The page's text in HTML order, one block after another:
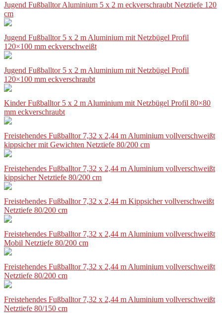
Jugend Fußballtor Aluminium 5 x 2 m eckverschraubt Netztiefe 120
cm
Jugend Fußballtor 5 x 2 m Aluminium mit Netzbügel Profil
120×100 mm eckverschweißt
Jugend Fußballtor 5 x 2 m Aluminium mit Netzbügel Profil
120×100 mm eckverschraubt
Kinder Fußballtor 5 x 2 m Aluminium mit Netzbügel Profil 80×80
mm eckverschraubt
Freistehendes Fußballtor 7,32 x 2,44 m Aluminium vollverschweißt
kippsicher mit Gewichten Netztiefe 80/200 cm
Freistehendes Fußballtor 7,32 x 2,44 m Aluminium vollverschweißt
kippsicher Netztiefe 80/200 cm
Freistehendes Fußballtor 7,32 x 2,44 m Kippsicher vollverschweißt
Netztiefe 80/200 cm
Freistehendes Fußballtor 7,32 x 2,44 m Aluminium vollverschweißt
Mobil Netztiefe 80/200 cm
Freistehendes Fußballtor 7,32 x 2,44 m Aluminium vollverschweißt
Netztiefe 80/200 cm
Freistehendes Fußballtor 7,32 x 2,44 m Aluminium vollverschweißt
Netztiefe 80/150 cm